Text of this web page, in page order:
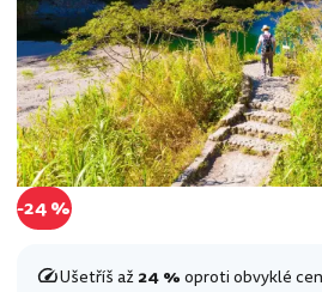
-24 %
Ušetříš až24 %oproti obvyklé